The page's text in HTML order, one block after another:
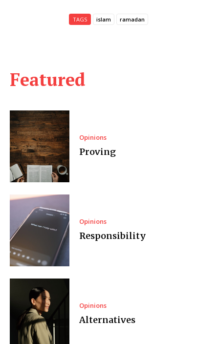
Featured
Opinions
Proving
Opinions
Responsibility
Opinions
Alternatives
TAGS islam ramadan